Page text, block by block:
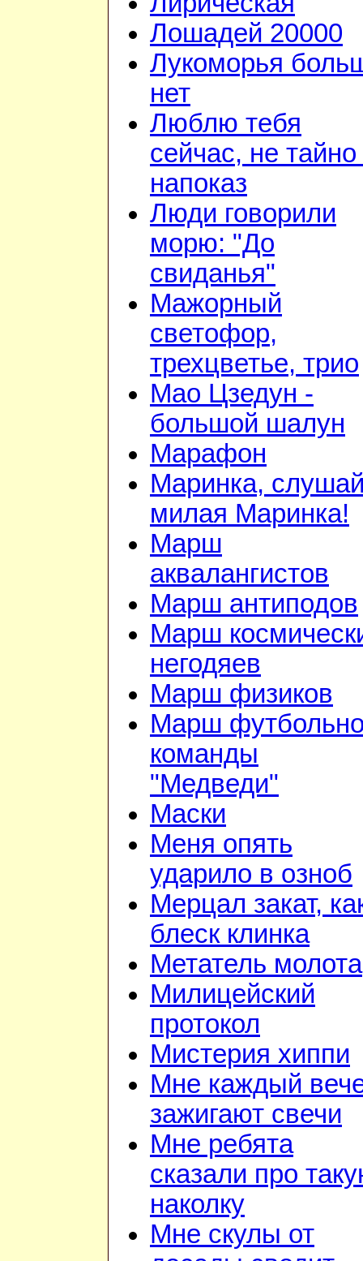
Лошадей 20000
Лукоморья
нет
Люблю тебя
сейчас, не тайно
напоказ
Люди говорили
морю: "До
свиданья"
Мажорный
светофор,
трехцветье, трио
Мао Цзедун -
большой шалун
Марафон
Маринка,
милая Маринка!
Марш
аквалангистов
Марш антиподов
Марш
негодяев
Марш физиков
Марш
команды
"Медведи"
Маски
Меня опять
ударило в озноб
Мерцал закат,
блеск клинка
Метатель молота
Милицейский
протокол
Мистерия хиппи
Мне каждый
зажигают свечи
Мне ребята
сказали про
наколку
Мне скулы от